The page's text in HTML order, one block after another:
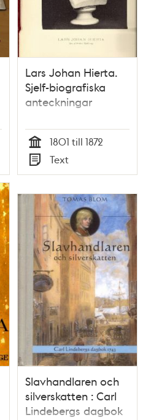
Lars Johan Hierta.
Sjelf-biografiska
anteckningar
Tid
1801 till 1872
Typ
Text
Slavhandlaren och
silverskatten : Carl
Lindebergs dagbok